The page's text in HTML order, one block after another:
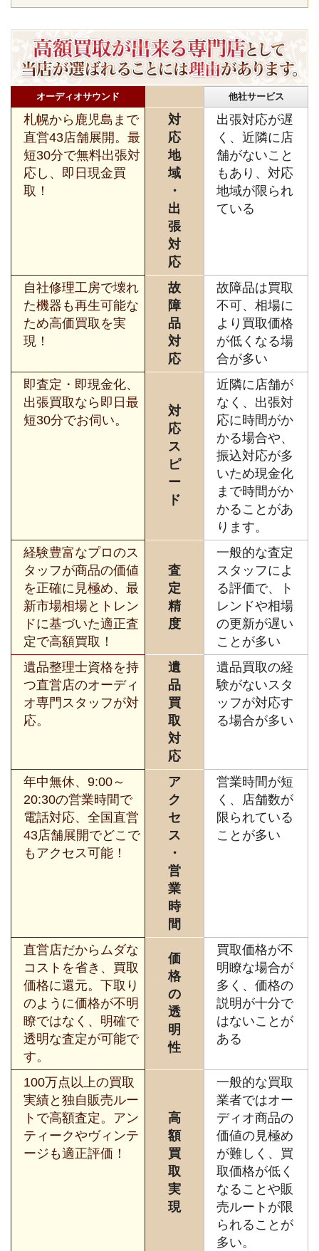
オーディオサウンド 他社サービス
札幌から鹿児島まで
直営43店舗展開。最
短30分で無料出張対
応し、即日現金買
取！
対
応
地
域
・
出
張
対
応
出張対応が遅
く、近隣に店
舗がないこと
もあり、対応
地域が限られ
ている
自社修理工房で壊れ
た機器も再生可能な
ため高価買取を実
現！
故
障
品
対
応
故障品は買取
不可、相場に
より買取価格
が低くなる場
合が多い
即査定・即現金化、
出張買取なら即日最
短30分でお伺い。
対
応
ス
ピ
ー
ド
近隣に店舗が
なく、出張対
応に時間がか
かる場合や、
振込対応が多
いため現金化
まで時間がか
かることがあ
ります。
経験豊富なプロのス
タッフが商品の価値
を正確に見極め、最
新市場相場とトレン
ドに基づいた適正査
定で高額買取！
査
定
精
度
一般的な査定
スタッフによ
る評価で、ト
レンドや相場
の更新が遅い
ことが多い
遺品整理士資格を持
つ直営店のオーディ
オ専門スタッフが対
応。
遺
品
買
取
対
応
遺品買取の経
験がないスタ
ッフが対応す
る場合が多い
年中無休、9:00～
20:30の営業時間で
電話対応、全国直営
43店舗展開でどこで
もアクセス可能！
ア
ク
セ
ス
・
営
業
時
間
営業時間が短
く、店舗数が
限られている
ことが多い
直営店だからムダな
コストを省き、買取
価格に還元。下取り
のように価格が不明
瞭ではなく、明確で
透明な査定が可能で
す。
価
格
の
透
明
性
買取価格が不
明瞭な場合が
多く、価格の
説明が十分で
はないことが
ある
100万点以上の買取
実績と独自販売ルー
トで高額査定。アン
ティークやヴィンテ
ージも適正評価！
高
額
買
取
実
現
一般的な買取
業者ではオー
ディオ商品の
価値の見極め
が難しく、買
取価格が低く
なることや販
売ルートが限
られることが
多い。